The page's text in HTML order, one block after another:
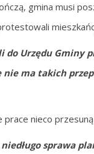
gmina musi
do Urzędu
nie ma takich
prace nieco
sprawa